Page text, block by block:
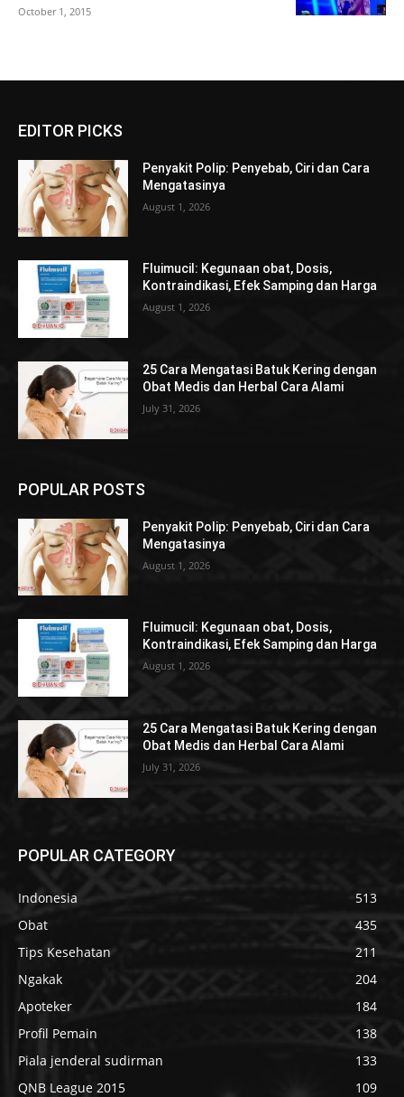
October 1, 2015
EDITOR PICKS
Penyakit Polip: Penyebab, Ciri dan Cara
Mengatasinya
August 1, 2026
Fluimucil: Kegunaan obat, Dosis,
Kontraindikasi, Efek Samping dan Harga
August 1, 2026
25 Cara Mengatasi Batuk Kering dengan
Obat Medis dan Herbal Cara Alami
July 31, 2026
POPULAR POSTS
Penyakit Polip: Penyebab, Ciri dan Cara
Mengatasinya
August 1, 2026
Fluimucil: Kegunaan obat, Dosis,
Kontraindikasi, Efek Samping dan Harga
August 1, 2026
25 Cara Mengatasi Batuk Kering dengan
Obat Medis dan Herbal Cara Alami
July 31, 2026
POPULAR CATEGORY
Indonesia
513
Obat
435
Tips Kesehatan
211
Ngakak
204
Apoteker
184
Profil Pemain
138
Piala jenderal sudirman
133
QNB League 2015
109